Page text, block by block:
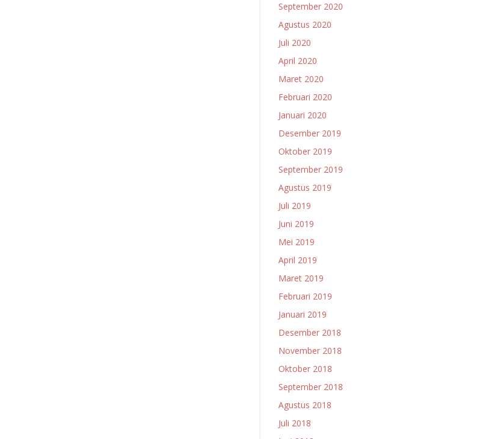
September 2020
Agustus 2020
Juli 2020
April 2020
Maret 2020
Februari 2020
Januari 2020
Desember 2019
Oktober 2019
September 2019
Agustus 2019
Juli 2019
Juni 2019
Mei 2019
April 2019
Maret 2019
Februari 2019
Januari 2019
Desember 2018
November 2018
Oktober 2018
September 2018
Agustus 2018
Juli 2018